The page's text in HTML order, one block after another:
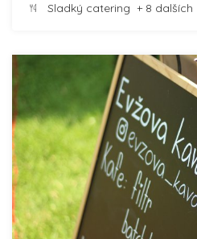
Sladký catering + 8 dalších